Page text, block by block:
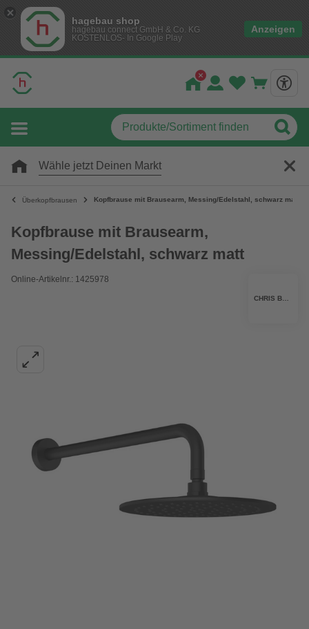
hagebau shop
hagebau connect GmbH & Co. KG
KOSTENLOS- In Google Play
Anzeigen
Wähle jetzt Deinen Markt
Überkopfbrausen Kopfbrause mit Brausearm, Messing/Edelstahl, schwarz matt
Kopfbrause mit Brausearm,
Messing/Edelstahl, schwarz matt
Online-Artikelnr.: 1425978